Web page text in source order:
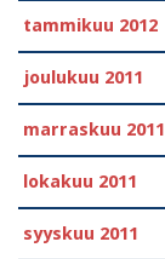
tammikuu 2012
joulukuu 2011
marraskuu 2011
lokakuu 2011
syyskuu 2011